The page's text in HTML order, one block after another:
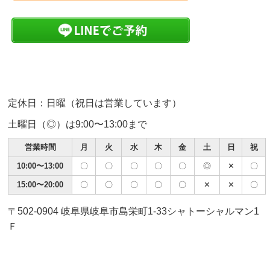
定休日：日曜（祝日は営業しています）
土曜日（◎）は9:00〜13:00まで
営業時間 月 火 水 木 金 土 日 祝
10:00〜13:00 〇 〇 〇 〇 〇 ◎ ✕ 〇
15:00〜20:00 〇 〇 〇 〇 〇 ✕ ✕ 〇
〒502-0904 岐阜県岐阜市島栄町1-33シャトーシャルマン1
Ｆ